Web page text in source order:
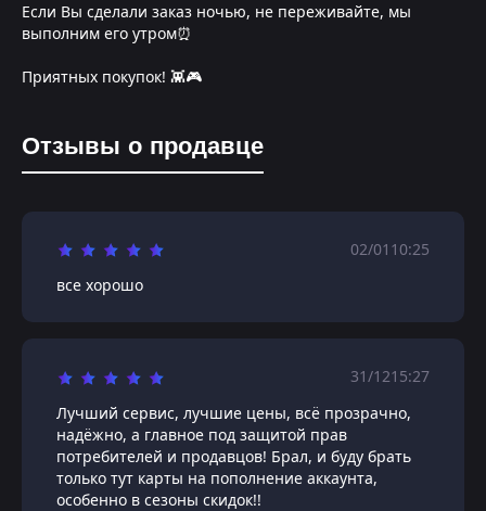
Если Вы сделали заказ ночью, не переживайте, мы
выполним его утром⏰
Приятных покупок! 👾🎮
Отзывы о продавце
02/01 10:25
все хорошо
31/1215:27
Лучший сервис, лучшие цены, всё прозрачно,
надёжно, а главное под защитой прав
потребителей и продавцов! Брал, и буду брать
только тут карты на пополнение аккаунта,
особенно в сезоны скидок!!